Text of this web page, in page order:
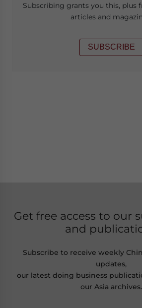
Subscribing grants you this, plus
articles and
SUBSCRIBE
Get free access to our
and
Subscribe to receive weekly
updates,
our latest doing business
our Asia archives.